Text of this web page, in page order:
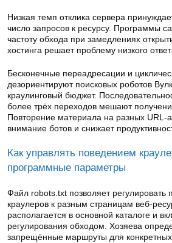
Низкая темп отклика сервера
число запросов к ресурсу. Программы
частоту обхода при замедлениях
хостинга решает проблему низкого
Бесконечные переадресации и
дезориентируют поисковых роботов
краулинговый бюджет.
более трёх переходов мешают
Повторение материала на разных URL-
внимание ботов и снижает
Как управлять поведением
программные параметры
Файл robots.txt позволяет регулировать
краулеров к разным страницам веб-
располагается в основной каталоге и
регулирования обходом. Хозяева
запрещённые маршруты для конкретных